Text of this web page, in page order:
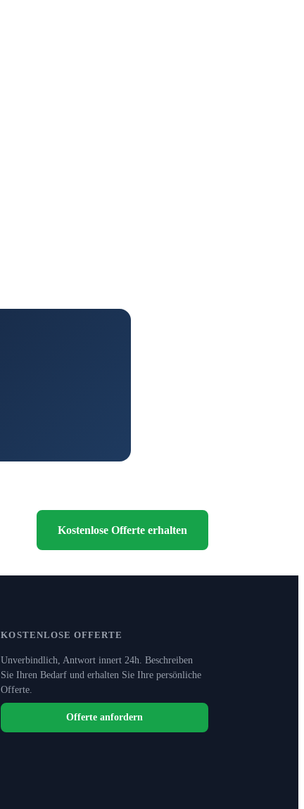
Kostenlose Offerte erhalten
KOSTENLOSE OFFERTE
Unverbindlich, Antwort innert 24h. Beschreiben
Sie Ihren Bedarf und erhalten Sie Ihre persönliche
Offerte.
Offerte anfordern